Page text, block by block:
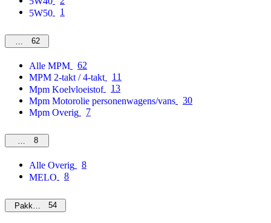
5W50
1
MPM62
Alle MPM
62
MPM 2-takt / 4-takt
11
Mpm Koelvloeistof
13
Mpm Motorolie personenwagens/vans
30
Mpm Overig
7
Overig
8
Alle Overig
8
MELO
8
Pakketten54